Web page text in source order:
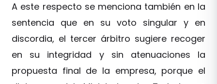
A este respecto se menciona también en la
sentencia que en su voto singular y en
discordia, el tercer árbitro sugiere recoger
en su integridad y sin atenuaciones la
propuesta final de la empresa, porque el